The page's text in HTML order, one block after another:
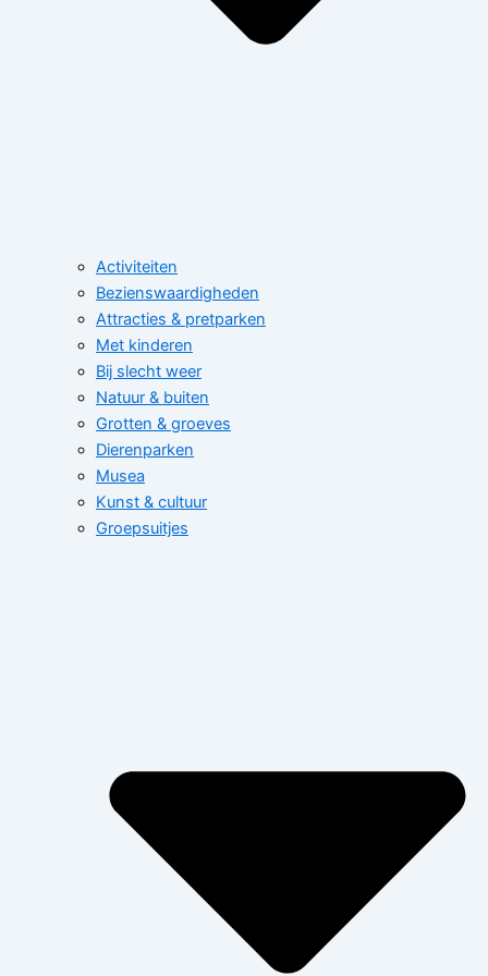
Activiteiten
Bezienswaardigheden
Attracties & pretparken
Met kinderen
Bij slecht weer
Natuur & buiten
Grotten & groeves
Dierenparken
Musea
Kunst & cultuur
Groepsuitjes